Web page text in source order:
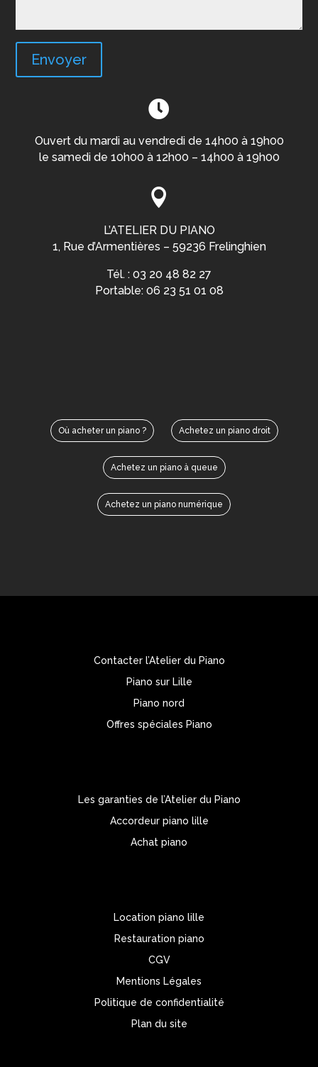
Envoyer

Ouvert du mardi au vendredi de 14h00 à 19h00
le samedi de 10h00 à 12h00 – 14h00 à 19h00

L’ATELIER DU PIANO
1, Rue d’Armentières – 59236 Frelinghien
Tél. : 03 20 48 82 27
Portable: 06 23 51 01 08
Où acheter un piano ? Achetez un piano droit
Achetez un piano à queue
Achetez un piano numérique
Contacter l’Atelier du Piano
Piano sur Lille
Piano nord
Offres spéciales Piano
Les garanties de l’Atelier du Piano
Accordeur piano lille
Achat piano
Location piano lille
Restauration piano
CGV
Mentions Légales
Politique de confidentialité
Plan du site